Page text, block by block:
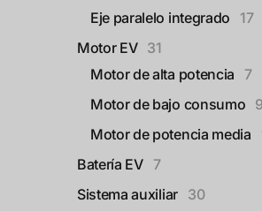
Eje paralelo integrado
17
Motor EV 31
Motor de alta potencia
7
Motor de bajo consumo 9
Motor de potencia media
Batería EV
7
Sistema auxiliar
30